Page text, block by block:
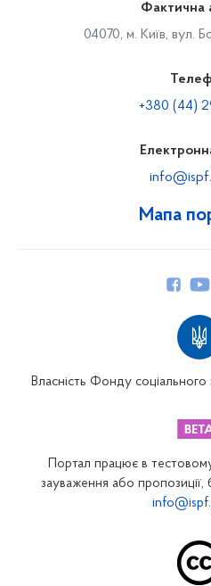
Мапа
Закарпатське відділення
Запорізьке відділення
Фактична
04070, м. Київ, вул.
+380 (44)
Власність Фонду соціального
Портал працює в
зауваження або пропозиції,